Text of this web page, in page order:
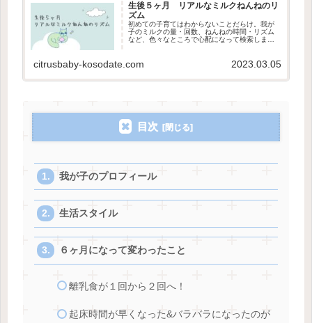
生後５ヶ月 リアルなミルクねんねのリ
ズム
初めての子育てはわからないことだらけ。我が
子のミルクの量・回数、ねんねの時間・リズム
など、色々なところで心配になって検索しまく
citrusbaby-kosodate.com 2023.03.05
目次
我が子のプロフィール
生活スタイル
６ヶ月になって変わったこと
離乳食が１回から２回へ！
起床時間が早くなった&バラバラになったのが